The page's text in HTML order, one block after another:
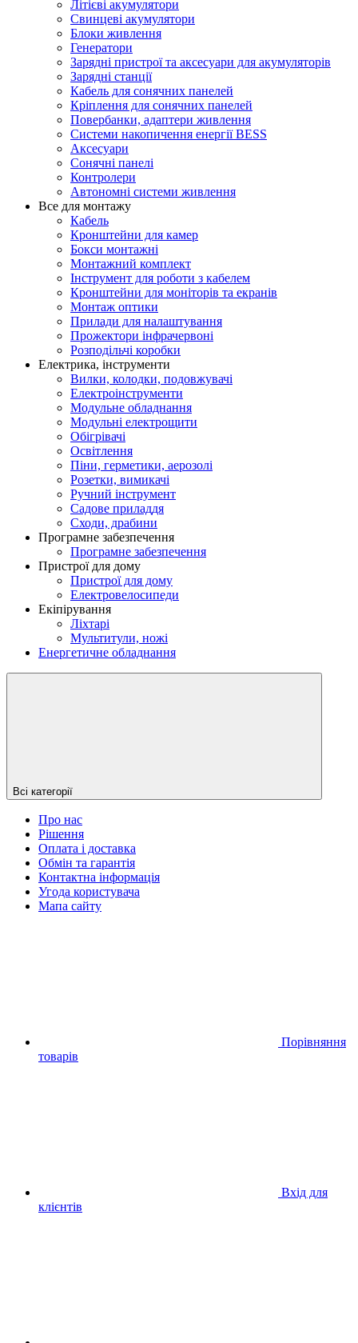
Літієві акумулятори
Свинцеві акумулятори
Блоки живлення
Генератори
Зарядні пристрої та аксесуари для акумуляторів
Зарядні станції
Кабель для сонячних панелей
Кріплення для сонячних панелей
Повербанки, адаптери живлення
Системи накопичення енергії BESS
Аксесуари
Сонячні панелі
Контролери
Автономні системи живлення
Все для монтажу
Кабель
Кронштейни для камер
Бокси монтажні
Монтажний комплект
Інструмент для роботи з кабелем
Кронштейни для моніторів та екранів
Монтаж оптики
Прилади для налаштування
Прожектори інфрачервоні
Розподільчі коробки
Електрика, інструменти
Вилки, колодки, подовжувачі
Електроінструменти
Модульне обладнання
Модульні електрощити
Обігрівачі
Освітлення
Піни, герметики, аерозолі
Розетки, вимикачі
Ручний інструмент
Садове приладдя
Сходи, драбини
Програмне забезпечення
Програмне забезпечення
Пристрої для дому
Пристрої для дому
Електровелосипеди
Екіпірування
Ліхтарі
Мультитули, ножі
Енергетичне обладнання
Всі категорії
Про нас
Рішення
Оплата і доставка
Обмін та гарантія
Контактна інформація
Угода користувача
Мапа сайту
Порівняння
товарів
Вхід для
клієнтів